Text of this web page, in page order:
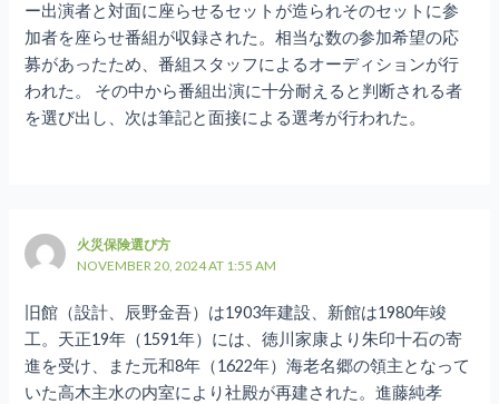
ー出演者と対面に座らせるセットが造られそのセットに参
加者を座らせ番組が収録された。相当な数の参加希望の応
募があったため、番組スタッフによるオーディションが行
われた。 その中から番組出演に十分耐えると判断される者
を選び出し、次は筆記と面接による選考が行われた。
火災保険選び方
NOVEMBER 20, 2024 AT 1:55 AM
旧館（設計、辰野金吾）は1903年建設、新館は1980年竣
工。天正19年（1591年）には、徳川家康より朱印十石の寄
進を受け、また元和8年（1622年）海老名郷の領主となって
いた高木主水の内室により社殿が再建された。進藤純孝